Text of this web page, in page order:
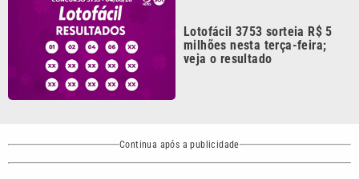
Lotofácil 3753 sorteia R$ 5
milhões nesta terça-feira;
veja o resultado
Continua após a publicidade